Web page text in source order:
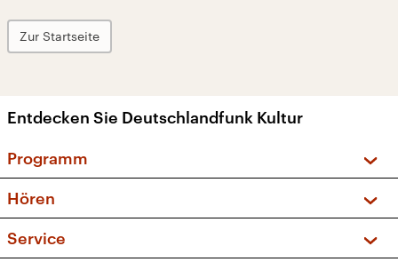
Zur Startseite
Entdecken Sie Deutschlandfunk Kultur
Programm
Sendungen und Podcasts
Musikliste
Hören
Service